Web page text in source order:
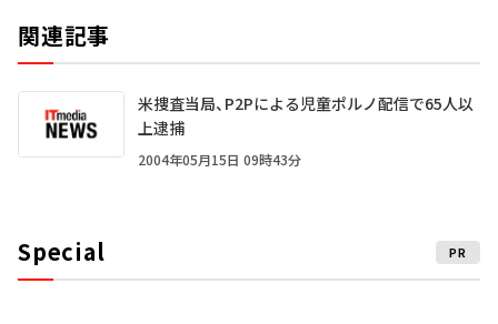
関連記事
米捜査当局、P2Pによる児童ポルノ配信で65人以
上逮捕
2004年05月15日 09時43分
Special PR